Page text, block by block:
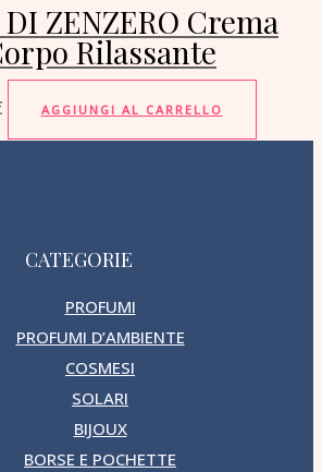
ZENZERO Crema
Rilassante
AGGIUNGI AL CARRELLO
CATEGORIE
PROFUMI
PROFUMI D’AMBIENTE
COSMESI
SOLARI
BIJOUX
BORSE E POCHETTE